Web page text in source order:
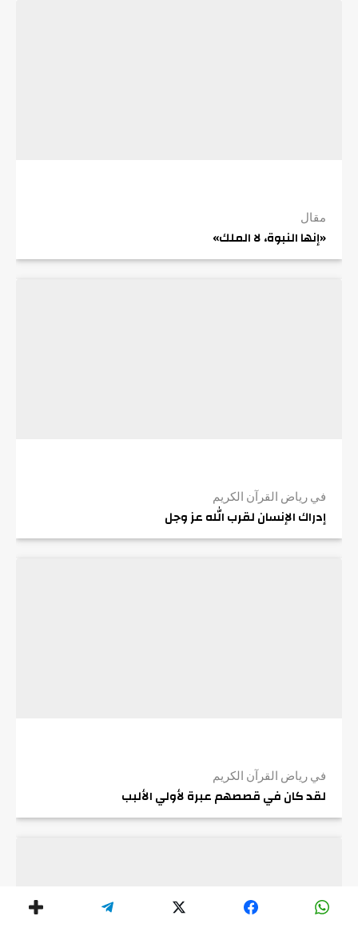
مقال
«إنها النبوة، لا الملك»
في رياض القرآن الكريم
إدراك الإنسان لقرب الله عز وجل
في رياض القرآن الكريم
لقد كان في قصصهم عبرة لأولي الألبب